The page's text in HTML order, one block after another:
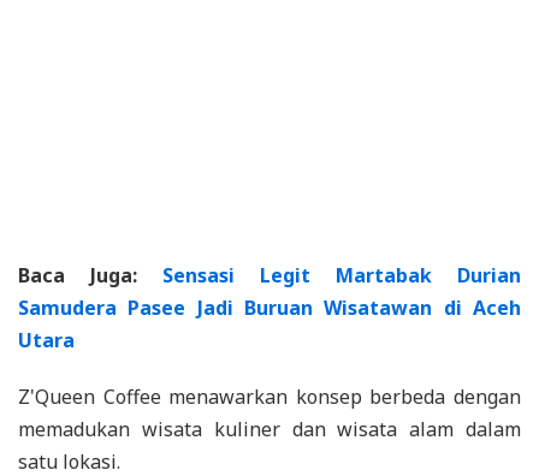
Baca Juga: Sensasi Legit Martabak Durian
Samudera Pasee Jadi Buruan Wisatawan di Aceh
Utara
Z'Queen Coffee menawarkan konsep berbeda dengan
memadukan wisata kuliner dan wisata alam dalam
satu lokasi.